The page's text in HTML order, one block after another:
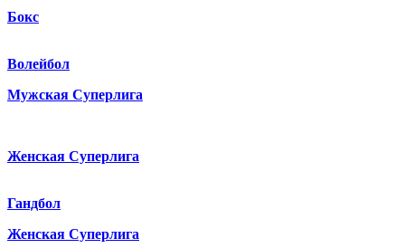
Бокс
Волейбол
Мужская Суперлига
Женская Суперлига
Гандбол
Женская Суперлига